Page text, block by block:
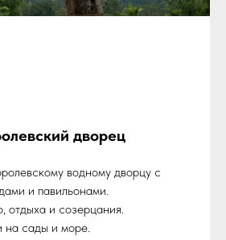
дворец
водному дворцу с
и павильонами.
отдыха и созерцания.
на сады и море.